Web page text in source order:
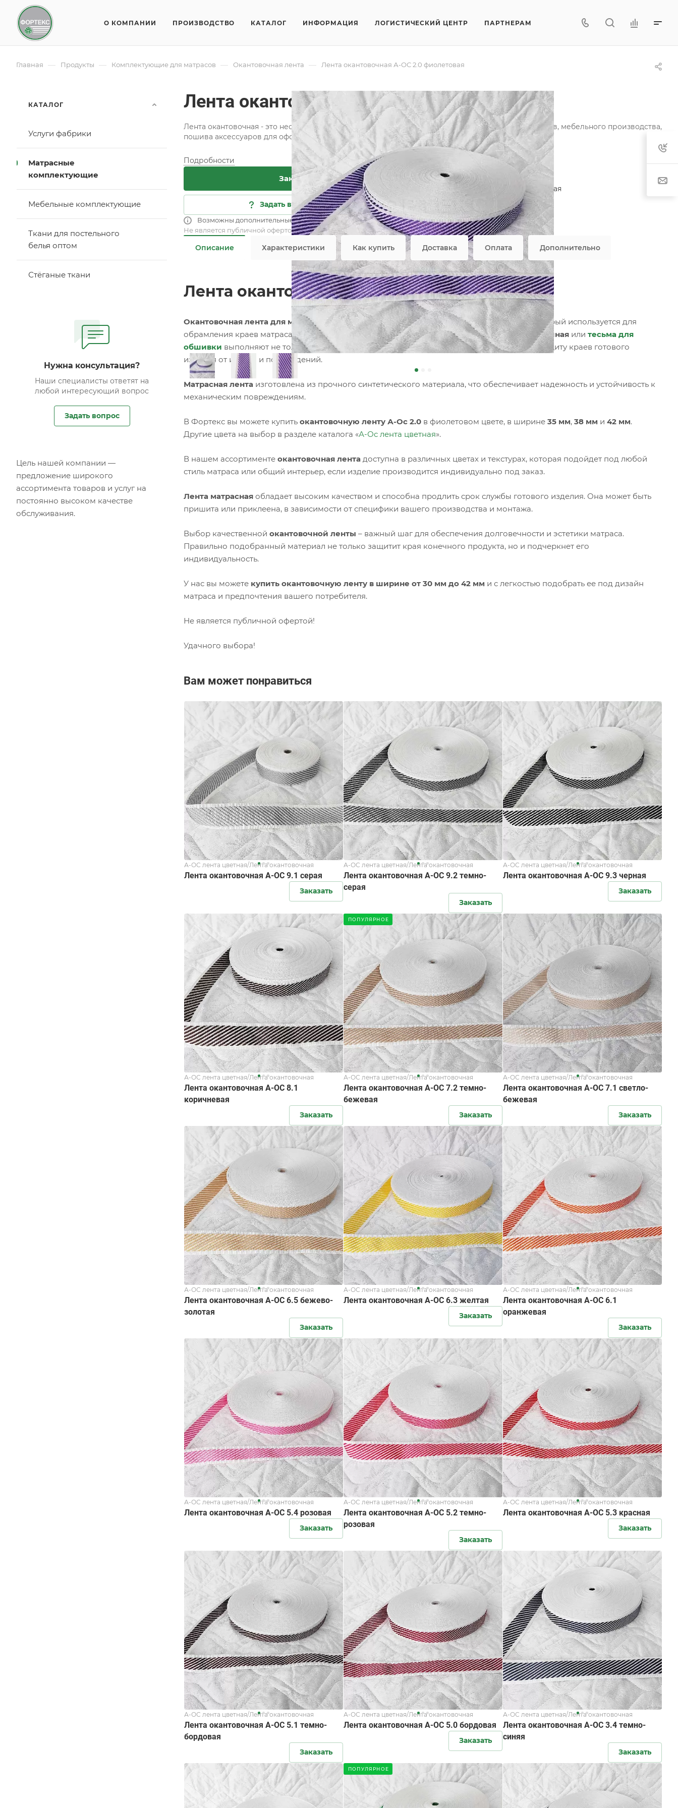
О КОМПАНИИ ПРОИЗВОДСТВО КАТАЛОГ ИНФОРМАЦИЯ ЛОГИСТИЧЕСКИЙ ЦЕНТР ПАРТНЕРАМ
Главная — Продукты — Комплектующие для матрасов — Окантовочная лента — Лента окантовочная А-ОС 2.0 фиолетовая
Лента окантовочная А-ОС 2.0 фиолетовая
Лента окантовочная - это необходимая составляющая при изготовлении ортопедических матрасов, мебельного производства,
пошива аксессуаров для оформления интерьера.
Подробности
Заказать
Задать вопрос
Возможны дополнительные опции
Не является публичной офертой
Характеристики
Категория —
Лента окантовочная
Состав —
80% п/э, 20% п/п
Цвет рисунка — фиолетовый
Все характеристики
Описание Характеристики Как купить Доставка Оплата Дополнительно
Лента окантовочная цветная A-Ос 2.0
Окантовочная лента для матрасов – это специализированный текстильный материал, который используется для
обрамления краев матраса, придавая ему завершенный и аккуратный вид.Лента окантовочная или тесьма для
обшивки выполняют не только эстетическую функцию, но и практическую, обеспечивая защиту краев готового
изделия от износа и повреждений.
Матрасная лента изготовлена из прочного синтетического материала, что обеспечивает надежность и устойчивость к
механическим повреждениям.
В Фортекс вы можете купить окантовочную ленту А-Ос 2.0 в фиолетовом цвете, в ширине 35 мм, 38 мм и 42 мм.
Другие цвета на выбор в разделе каталога «А-Ос лента цветная».
В нашем ассортименте окантовочная лента доступна в различных цветах и текстурах, которая подойдет под любой
стиль матраса или общий интерьер, если изделие производится индивидуально под заказ.
Лента матрасная обладает высоким качеством и способна продлить срок службы готового изделия. Она может быть
пришита или приклеена, в зависимости от специфики вашего производства и монтажа.
Выбор качественной окантовочной ленты – важный шаг для обеспечения долговечности и эстетики матраса.
Правильно подобранный материал не только защитит края конечного продукта, но и подчеркнет его
индивидуальность.
У нас вы можете купить окантовочную ленту в ширине от 30 мм до 42 мм и с легкостью подобрать ее под дизайн
матраса и предпочтения вашего потребителя.
Не является публичной офертой!
Удачного выбора!
Вам может понравиться
А-ОС лента цветная/Лента окантовочная
Лента окантовочная А-ОС 9.1 серая
Заказать
А-ОС лента цветная/Лента окантовочная
Лента окантовочная А-ОС 9.2 темно-
серая
Заказать
А-ОС лента цветная/Лента окантовочная
Лента окантовочная А-ОС 9.3 черная
Заказать
А-ОС лента цветная/Лента окантовочная
Лента окантовочная А-ОС 8.1
коричневая
Заказать
ПОПУЛЯРНОЕ
А-ОС лента цветная/Лента окантовочная
Лента окантовочная А-ОС 7.2 темно-
бежевая
Заказать
А-ОС лента цветная/Лента окантовочная
Лента окантовочная А-ОС 7.1 светло-
бежевая
Заказать
А-ОС лента цветная/Лента окантовочная
Лента окантовочная А-ОС 6.5 бежево-
золотая
Заказать
А-ОС лента цветная/Лента окантовочная
Лента окантовочная А-ОС 6.3 желтая
Заказать
А-ОС лента цветная/Лента окантовочная
Лента окантовочная А-ОС 6.1
оранжевая
Заказать
А-ОС лента цветная/Лента окантовочная
Лента окантовочная А-ОС 5.4 розовая
Заказать
А-ОС лента цветная/Лента окантовочная
Лента окантовочная А-ОС 5.2 темно-
розовая
Заказать
А-ОС лента цветная/Лента окантовочная
Лента окантовочная А-ОС 5.3 красная
Заказать
А-ОС лента цветная/Лента окантовочная
Лента окантовочная А-ОС 5.1 темно-
бордовая
Заказать
А-ОС лента цветная/Лента окантовочная
Лента окантовочная А-ОС 5.0 бордовая
Заказать
А-ОС лента цветная/Лента окантовочная
Лента окантовочная А-ОС 3.4 темно-
синяя
Заказать
ПОПУЛЯРНОЕ
КАТАЛОГ
Услуги фабрики
Матрасные
комплектующие
Мебельные комплектующие
Ткани для постельного
белья оптом
Стёганые ткани
Нужна консультация?
Наши специалисты ответят на
любой интересующий вопрос
Задать вопрос
Цель нашей компании —
предложение широкого
ассортимента товаров и услуг на
постоянно высоком качестве
обслуживания.